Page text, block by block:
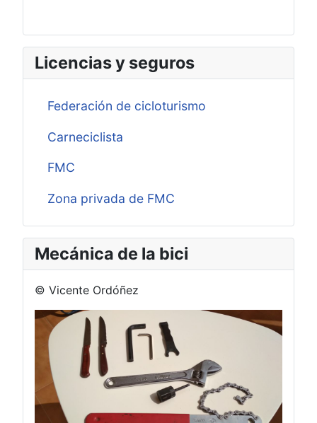
Licencias y seguros
Federación de cicloturismo
Carneciclista
FMC
Zona privada de FMC
Mecánica de la bici
© Vicente Ordóñez